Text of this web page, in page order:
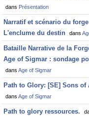
dans Présentation
Narratif et scénario du forge
L'enclume du destin
dans
Bataille Narrative de la
Age of Sigmar : sondage
dans Age of Sigmar
Path to Glory: [SE] Sons of
dans Age of Sigmar
Path to glory ressources.